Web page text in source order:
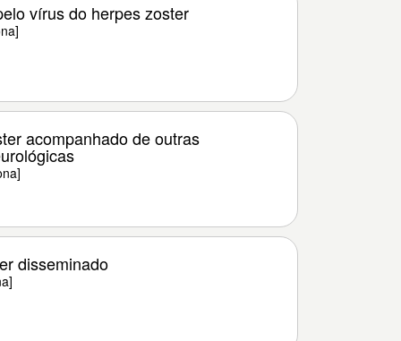
vírus do herpes zoster
acompanhado de outras
disseminado